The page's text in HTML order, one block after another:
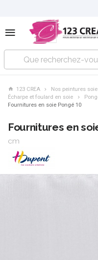
123 CREA Nos peintures
Écharpe et foulard en soie
Fournitures en soie Pongé 10
Fournitures en
cm